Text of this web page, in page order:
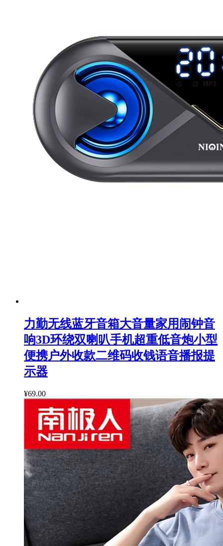
力勤无线蓝牙音箱大音量家用闹钟音
响3D环绕双喇叭手机超重低音炮小型
便携户外收款二维码收钱语音播报提
示器
¥69.00